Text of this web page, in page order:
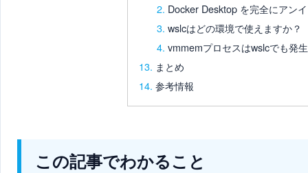
Docker Desktop を完全にアン
wslcはどの環境で使えますか？
vmmemプロセスはwslcでも発
まとめ
参考情報
この記事でわかること